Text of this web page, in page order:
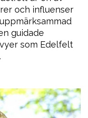
och influenser
guidade
som Edelfelt